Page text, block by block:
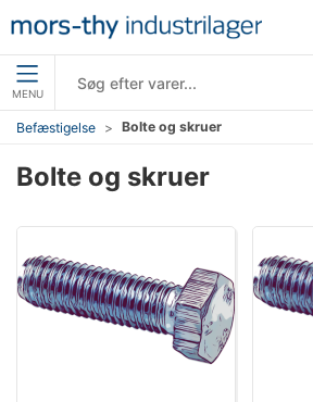
MENU
Befæstigelse Bolte og skruer
Bolte og skruer